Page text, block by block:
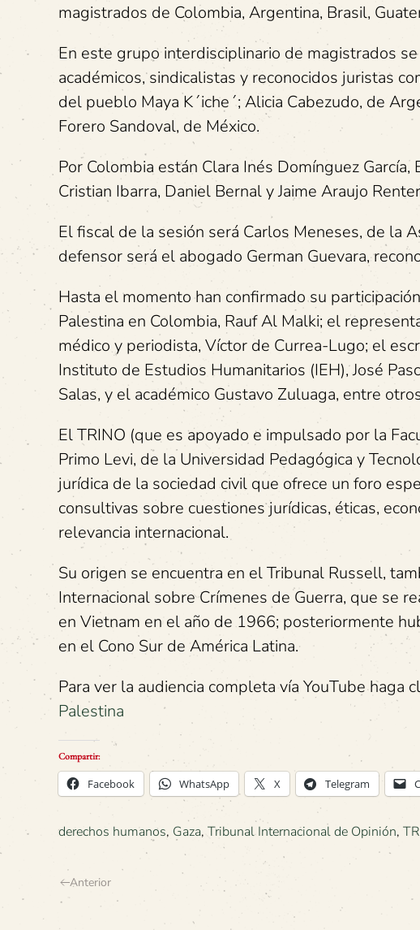
magistrados de Colombia, Argentina, Brasil,
En este grupo interdisciplinario de magistrados
académicos, sindicalistas y reconocidos juristas
del pueblo Maya K´iche´; Alicia Cabezudo, de
Forero Sandoval, de México.
Por Colombia están Clara Inés Domínguez
Cristian Ibarra, Daniel Bernal y Jaime Araujo
El fiscal de la sesión será Carlos Meneses, de la
defensor será el abogado German Guevara,
Hasta el momento han confirmado su
Palestina en Colombia, Rauf Al Malki; el
médico y periodista, Víctor de Currea-Lugo; el
Instituto de Estudios Humanitarios (IEH), José
Salas, y el académico Gustavo Zuluaga, entre
El TRINO (que es apoyado e impulsado por la
Primo Levi, de la Universidad Pedagógica y
jurídica de la sociedad civil que ofrece un foro
consultivas sobre cuestiones jurídicas, éticas,
relevancia internacional.
Su origen se encuentra en el Tribunal Russell,
Internacional sobre Crímenes de Guerra, que se
en Vietnam en el año de 1966; posteriormente
en el Cono Sur de América Latina.
Para ver la audiencia completa vía YouTube haga
Palestina
Compartir:
Facebook WhatsApp X Telegram
derechos humanos, Gaza, Tribunal Internacional de Opinión,
Anterior